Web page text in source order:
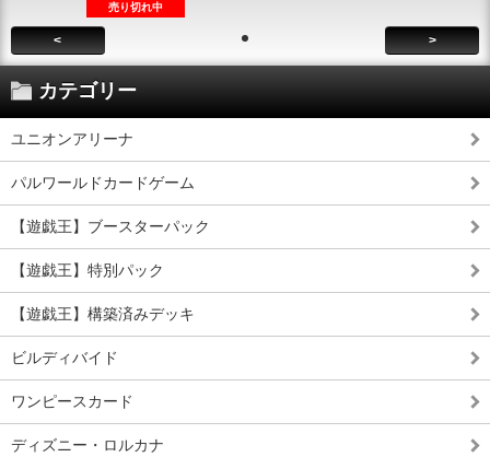
売り切れ中
< >
カテゴリー
ユニオンアリーナ
パルワールドカードゲーム
【遊戯王】ブースターパック
【遊戯王】特別パック
【遊戯王】構築済みデッキ
ビルディバイド
ワンピースカード
ディズニー・ロルカナ